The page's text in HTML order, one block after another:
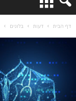
דף הבית דעות בלוגים